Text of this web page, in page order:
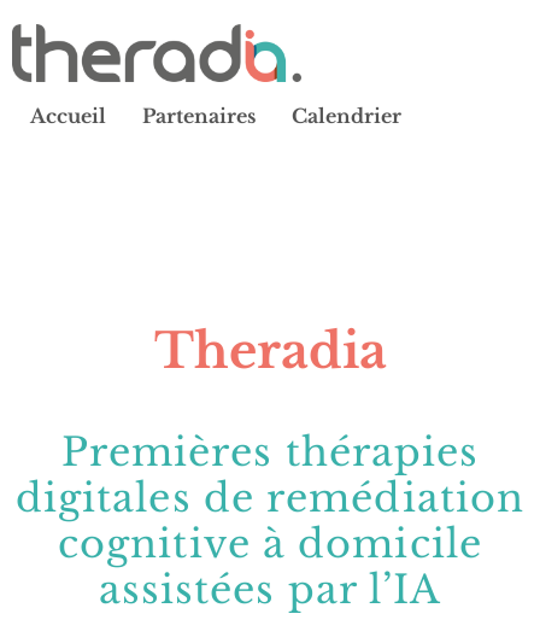
Accueil Partenaires Calendrier
Theradia
Premières thérapies
digitales de remédiation
cognitive à domicile
assistées par l’IA